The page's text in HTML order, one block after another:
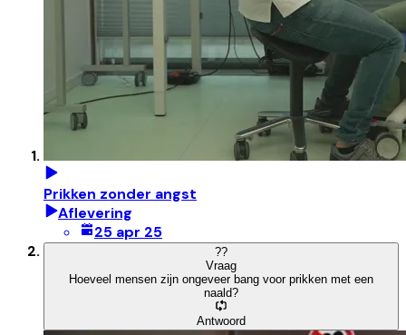
Prikken zonder angst
Aflevering
25 apr 25
??
Vraag
Hoeveel mensen zijn ongeveer bang voor prikken met een
naald?
Antwoord